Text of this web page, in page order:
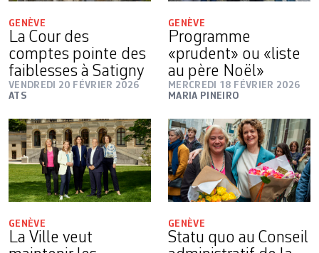
GENÈVE
La Cour des
comptes pointe des
faiblesses à Satigny
VENDREDI 20 FÉVRIER 2026
ATS
GENÈVE
Programme
«prudent» ou «liste
au père Noël»
MERCREDI 18 FÉVRIER 2026
MARIA PINEIRO
GENÈVE
La Ville veut
GENÈVE
Statu quo au Conseil